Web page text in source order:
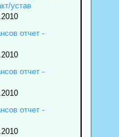
устав
отчет -
отчет -
отчет -